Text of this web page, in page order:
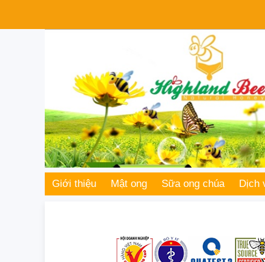
Giới thiệu Mật ong Sữa ong chúa Dịch